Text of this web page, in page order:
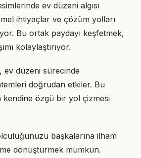
ev düzeni algısı
ihtiyaçlar ve çözüm yolları
Bu ortak paydayı keşfetmek,
kolaylaştırıyor.
ev düzeni sürecinde
doğrudan etkiler. Bu
özgü bir yol çizmesi
başkalarına ilham
dönüştürmek mümkün.